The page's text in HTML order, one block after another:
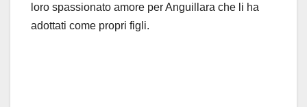
loro spassionato amore per Anguillara che li ha
adottati come propri figli.